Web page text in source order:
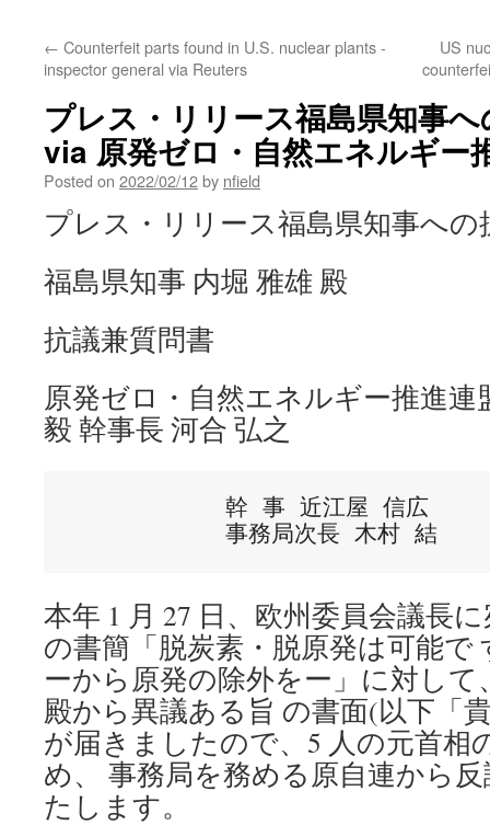
← Counterfeit parts found in U.S. nuclear plants -
inspector general via Reuters
US
プレス・リリース福島県知事
via 原発ゼロ・自然エネルギー
Posted on 2022/02/12by nfield
プレス・リリース福島県知事への
福島県知事 内堀 雅雄 殿
抗議兼質問書
原発ゼロ・自然エネルギー推進連
毅 幹事長 河合 弘之
本年 1 月 27 日、欧州委員会議長
の書簡「脱炭素・脱原発は可能で
ーから原発の除外をー」に対し
殿から異議ある旨 の書面(以下「
が届きましたので、5 人の元首相
め、 事務局を務める原自連から
たします。